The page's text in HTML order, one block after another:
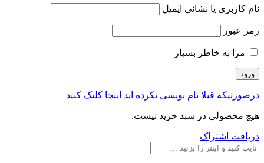
نام کاربری یا نشانی ایمیل
رمز عبور
مرا به خاطر بسپار
درصورتیکه قبلا نام نویسی نکرده اید اینجا کلیک کنید
هیچ محصولی در سبد خرید نیست.
دریافت اشتراک